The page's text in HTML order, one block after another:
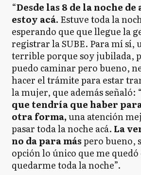
“Desde las 8 de la noche de
estoy acá. Estuve toda la
esperando que que llegue la
registrar la SUBE. Para mí sí,
terrible porque soy jubilada,
puedo caminar pero bueno,
hacer el trámite para estar
la mujer, que además señaló: “
que tendría que haber
otra forma,una atención
pasar toda la noche acá. La
no da para máspero bueno,
opción lo único que me
quedarme toda la noche”.